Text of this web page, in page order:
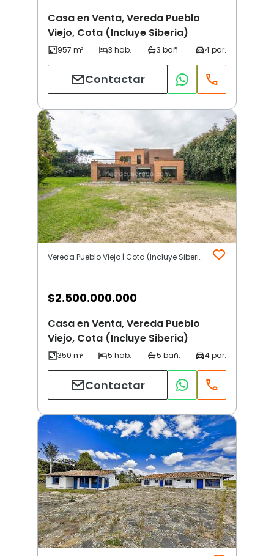
Casa en Venta, Vereda Pueblo
Viejo, Cota (Incluye Siberia)
Contactar
Vereda Pueblo Viejo | Cota (Incluye Siberia)
$2.500.000.000
Casa en Venta, Vereda Pueblo
Viejo, Cota (Incluye Siberia)
Contactar